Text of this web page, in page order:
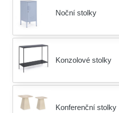
Noční stolky
Konzolové stolky
Konferenční stolky